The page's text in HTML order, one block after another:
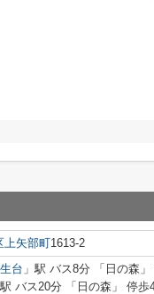
上矢部町1613-2
台 」駅 バス8分 「日の森
駅 バス20分 「日の森」 停歩